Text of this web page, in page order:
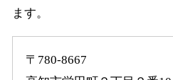
ます。
〒780-8667